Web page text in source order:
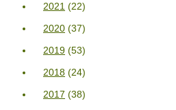
2021 (22)
2020 (37)
2019 (53)
2018 (24)
2017 (38)